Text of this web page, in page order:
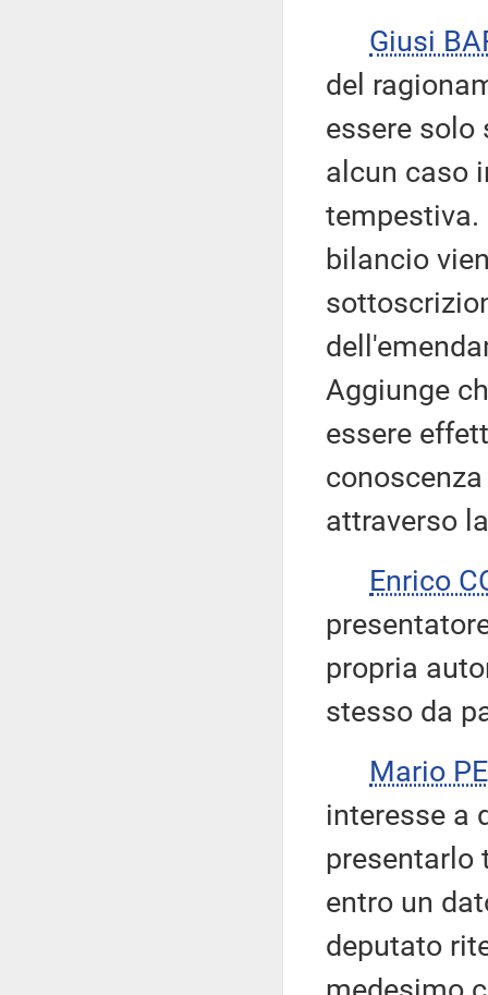
Giusi
del
essere solo
alcun caso
tempestiva.
bilancio
Aggiunge
essere
attraverso
Enrico
propria
stesso da
Mario
interesse a
presentarlo
entro un
deputato